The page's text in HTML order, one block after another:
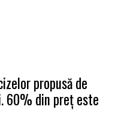
propusă de
60% din preţ este